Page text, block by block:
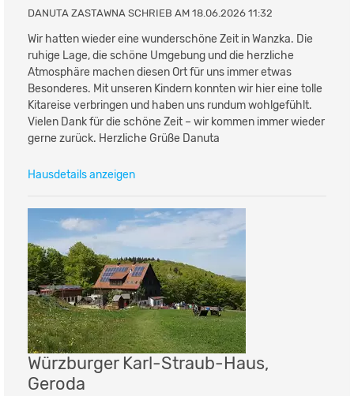
DANUTA ZASTAWNA SCHRIEB AM 18.06.2026 11:32
Wir hatten wieder eine wunderschöne Zeit in Wanzka. Die
ruhige Lage, die schöne Umgebung und die herzliche
Atmosphäre machen diesen Ort für uns immer etwas
Besonderes. Mit unseren Kindern konnten wir hier eine tolle
Kitareise verbringen und haben uns rundum wohlgefühlt.
Vielen Dank für die schöne Zeit – wir kommen immer wieder
gerne zurück. Herzliche Grüße Danuta
Hausdetails anzeigen
Würzburger Karl-Straub-Haus,
Geroda